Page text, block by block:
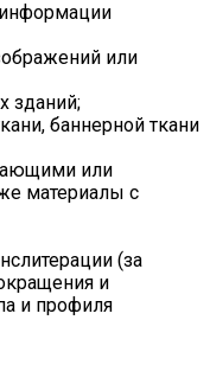
или
зданий;
баннерной ткани
или
материалы с
(за
и
и профиля